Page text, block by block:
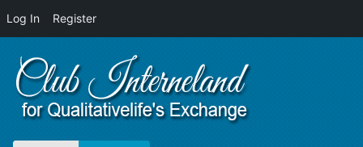
Log In Register